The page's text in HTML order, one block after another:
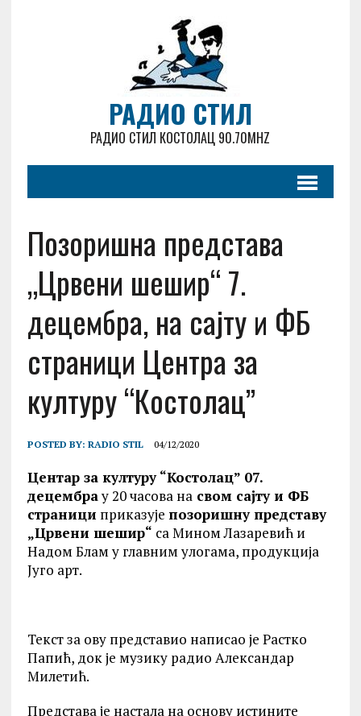
РАДИО СТИЛ
РАДИО СТИЛ КОСТОЛАЦ 90.70MHZ
Позоришна представа
„Црвени шешир“ 7.
децембра, на сајту и ФБ
страници Центра за
културу “Костолац”
POSTED BY: RADIO STIL 04/12/2020
Центар за културу “Костолац” 07.
децембрау 20 часова насвом сајту и ФБ
страници приказује позоришну представу
„Црвени шешир“ са Мином Лазаревић и
Надом Блам у главним улогама, продукција
Југо арт.
Текст за ову представио написао је Растко
Папић, док је музику радио Александар
Милетић.
Представа је настала на основу истините